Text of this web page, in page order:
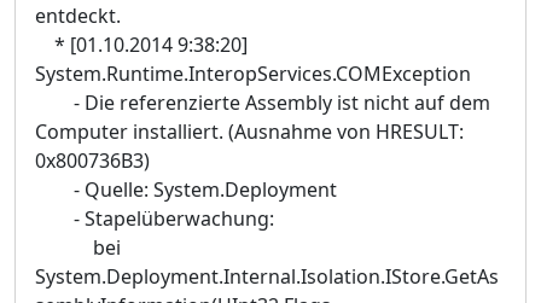
entdeckt.
* [01.10.2014 9:38:20]
System.Runtime.InteropServices.COMException
- Die referenzierte Assembly ist nicht auf dem
Computer installiert. (Ausnahme von HRESULT:
0x800736B3)
- Quelle: System.Deployment
- Stapelüberwachung:
bei
System.Deployment.Internal.Isolation.IStore.GetAs